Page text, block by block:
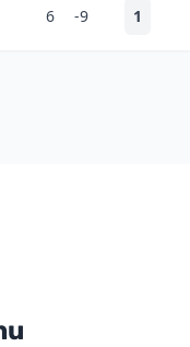
6 -9 1